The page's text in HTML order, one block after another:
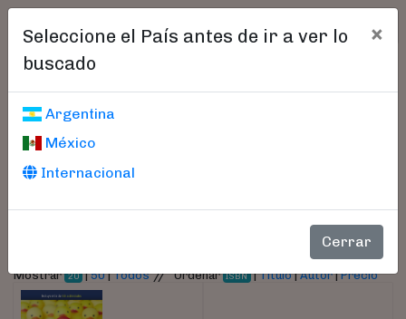
Seleccione el País antes de ir a ver lo
buscado
×
Argentina
México
Internacional
Cerrar
Libros encontrados
Parámetros
Mostrar 20 |50|Todos//Ordenar ISBN |Título|Autor|Precio